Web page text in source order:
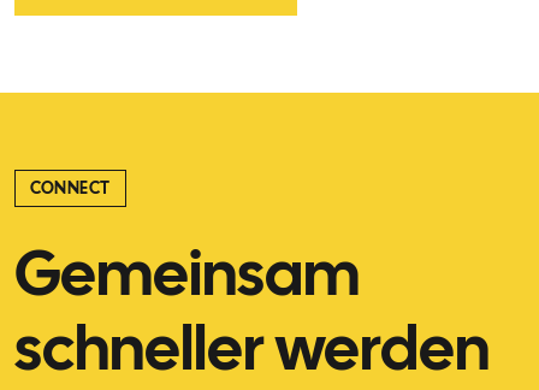
CONNECT
Gemeinsam
schneller werden